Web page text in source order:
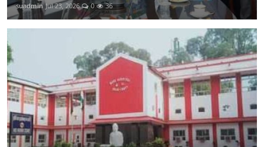
suadmin Jul 23, 2026 0 36